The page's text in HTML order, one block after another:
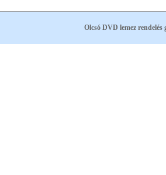
Olcsó DVD lemez